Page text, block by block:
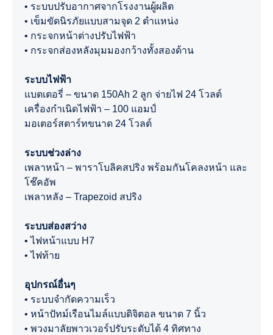
• ระบบปรับอากาศจากโรงงานผู้ผลิต
• เข็มขัดนิรภัยแบบสามจุด 2 ตำแหน่ง
• กระจกหน้าต่างปรับไฟฟ้า
• กระจกส่องหลังมุมมองกว้างทั้งสองด้าน
ระบบไฟฟ้า
แบตเตอรี่ – ขนาด 150Ah 2 ลูก จ่ายไฟ 24 โวลต์
เครื่องกำเนิดไฟฟ้า – 100 แอมป์
มอเตอร์สตาร์ทขนาด 24 โวลต์
ระบบช่วงล่าง
เพลาหน้า – พาราโบลิคสปริง พร้อมกันโคลงหน้า และ
โช๊คอัพ
เพลาหลัง – Trapezoid สปริง
ระบบส่องสว่าง
• ไฟหน้าแบบ H7
• ไฟท้าย
อุปกรณ์อื่นๆ
• ระบบจำกัดความเร็ว
• หน้าปัทม์เรือนไมล์แบบดิจิตอล ขนาด 7 นิ้ว
• พวงมาลัยพาวเวอร์ปรับระดับได้ 4 ทิศทาง